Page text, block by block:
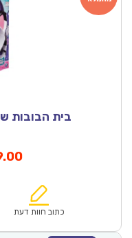
בית הבובות
₪113.00.
המחיר
הוא:
כתוב חוות דעת